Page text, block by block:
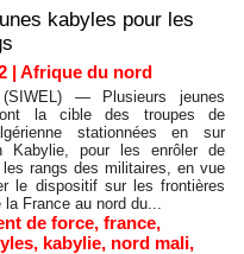
kabyles pour les
| Afrique du nord
(SIWEL) — Plusieurs jeunes
la cible des troupes de
stationnées en sur
Kabylie, pour les enrôler de
rangs des militaires, en vue
le dispositif sur les frontières
la France au nord du...
de force, france,
, kabylie, nord mali,